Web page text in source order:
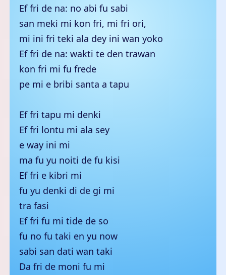
Ef fri de na: no abi fu sabi
san meki mi kon fri, mi fri ori,
mi ini fri teki ala dey ini wan yoko
Ef fri de na: wakti te den trawan
kon fri mi fu frede
pe mi e bribi santa a tapu
Ef fri tapu mi denki
Ef fri lontu mi ala sey
e way ini mi
ma fu yu noiti de fu kisi
Ef fri e kibri mi
fu yu denki di de gi mi
tra fasi
Ef fri fu mi tide de so
fu no fu taki en yu now
sabi san dati wan taki
Da fri de moni fu mi